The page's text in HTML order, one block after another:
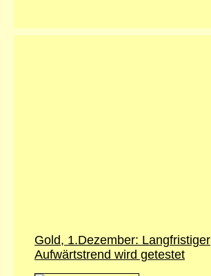
Gold, 1.Dezember: Langfristiger
Aufwärtstrend wird getestet